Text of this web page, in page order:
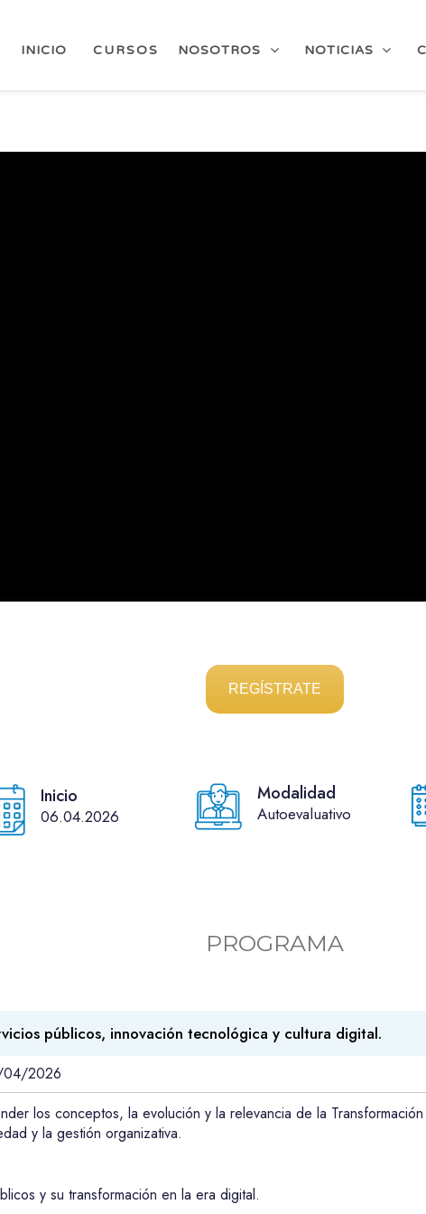
INICIO CURSOS NOSOTROS NOTICIAS
REGÍSTRATE
Inicio
06.04.2026
Modalidad
Autoevaluativo
PROGRAMA
públicos, innovación tecnológica y cultura digital.
04/2026
los conceptos, la evolución y la relevancia de la
y la gestión organizativa.
y su transformación en la era digital.